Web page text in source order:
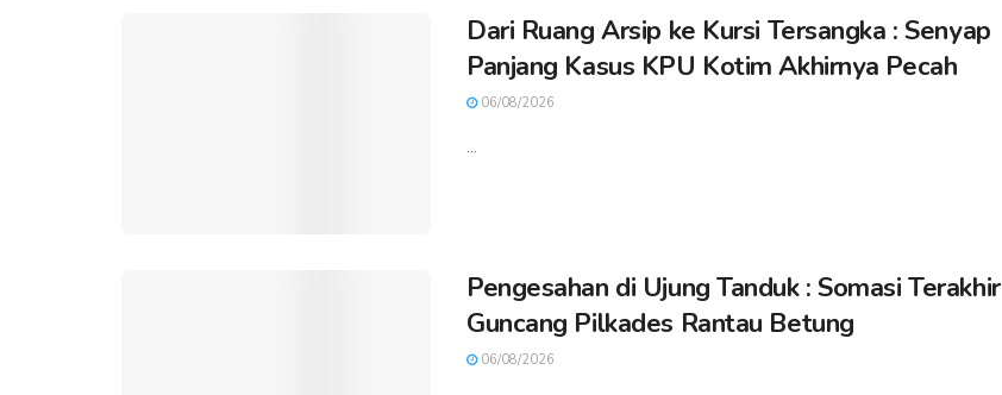
Dari Ruang Arsip ke Kursi Tersangka : Senyap
Panjang Kasus KPU Kotim Akhirnya Pecah
06/08/2026
Pengesahan di Ujung Tanduk : Somasi Terakhir
Guncang Pilkades Rantau Betung
06/08/2026